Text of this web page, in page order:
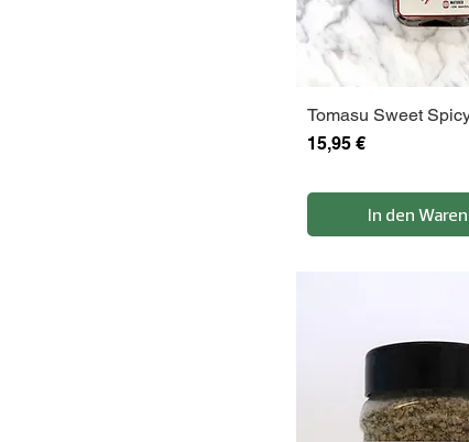
Tomasu Sweet
Preis
15,95 €
In den